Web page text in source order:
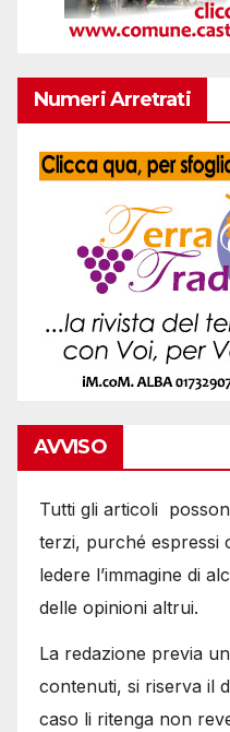
Numeri Arretrati
AVVISO
Tutti gli articoli
terzi, purché espressi
ledere l’immagine di
delle opinioni altrui.
La redazione previa
contenuti, si riserva il
caso li ritenga non